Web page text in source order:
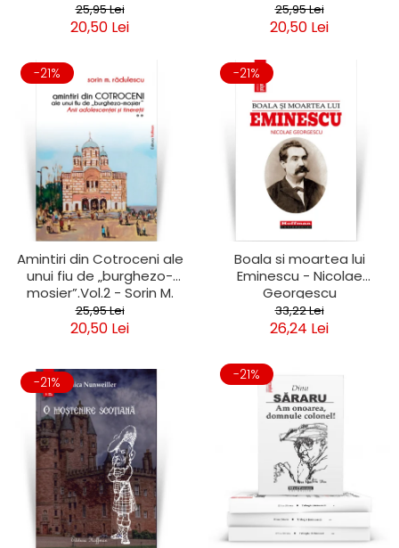
25,95 Lei
20,50 Lei
25,95 Lei
20,50 Lei
-21%
Amintiri din Cotroceni ale
unui fiu de „burghezo-
mosier”.Vol.2 - Sorin M.
Radulescu
25,95 Lei
20,50 Lei
-21%
Boala si moartea lui
Eminescu - Nicolae
Georgescu
33,22 Lei
26,24 Lei
-21% -21%